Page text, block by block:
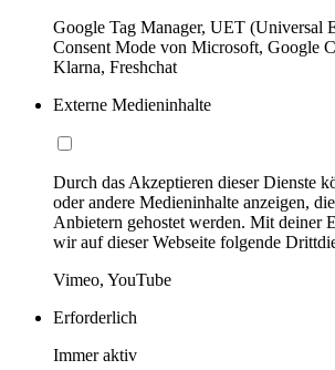
Google Tag Manager, UET (Universal
Consent Mode von Microsoft, Google
Klarna, Freshchat
Externe Medieninhalte
Durch das Akzeptieren dieser Dienste
oder andere Medieninhalte anzeigen,
Anbietern gehostet werden. Mit deiner
wir auf dieser Webseite folgende
Vimeo, YouTube
Erforderlich
Immer aktiv